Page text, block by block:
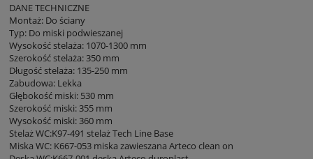
DANE TECHNICZNE
Montaż: Do ściany
Typ: Do miski podwieszanej
Wysokość stelaża: 1070-1300 mm
Szerokość stelaża: 350 mm
Długość stelaża: 135-250 mm
Zabudowa: Lekka
Głębokość miski: 530 mm
Szerokość miski: 355 mm
Wysokość miski: 360 mm
Stelaż WC:K97-491 stelaż Tech Line Base
Miska WC: K667-053 miska zawieszana Arteco clean on